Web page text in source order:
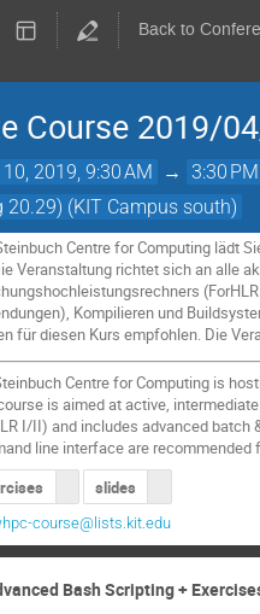
Back to
Course 2019/
2019, 9:30 AM → 3:30 PM
20.29) (KIT Campus south)
Centre for Computing lädt
Veranstaltung richtet sich an alle
Kompilieren und
für diesen Kurs empfohlen. Die
Centre for Computing is
is aimed at active,
I/II) and includes advanced
line interface are
slides
course@lists.kit.edu
Bash Scripting +